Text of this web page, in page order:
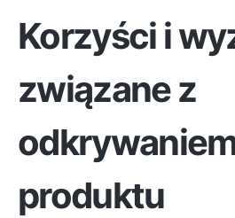
Korzyści i
związane z
produktu